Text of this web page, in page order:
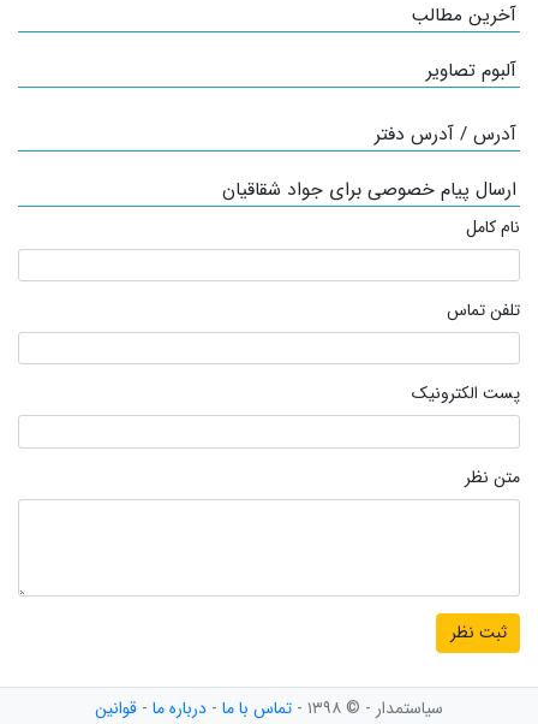
آخرین مطالب
آلبوم تصاویر
آدرس / آدرس دفتر
ارسال پیام خصوصی برای جواد شقاقیان
نام کامل
تلفن تماس
پست الکترونیک
متن نظر
سیاستمدار - © ۱۳۹۸ - تماس با ما - درباره ما - قوانین